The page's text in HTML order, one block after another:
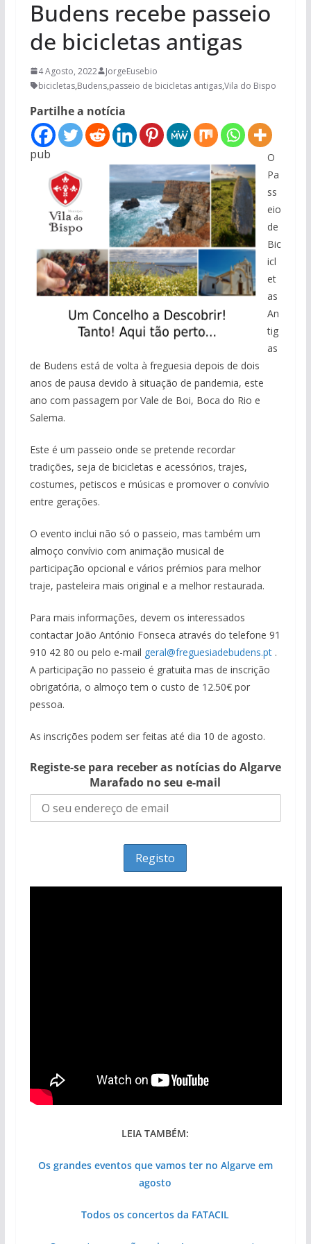
Budens recebe passeio
de bicicletas antigas
4 Agosto, 2022
JorgeEusebio
bicicletas,Budens,passeio de bicicletas antigas,Vila do Bispo
Partilhe a notícia
pub
O
Pa
ss
eio
de
Bic
icl
et
as
An
tig
as
de Budens está de volta à freguesia depois de dois
anos de pausa devido à situação de pandemia, este
ano com passagem por Vale de Boi, Boca do Rio e
Salema.
Este é um passeio onde se pretende recordar
tradições, seja de bicicletas e acessórios, trajes,
costumes, petiscos e músicas e promover o convívio
entre gerações.
O evento inclui não só o passeio, mas também um
almoço convívio com animação musical de
participação opcional e vários prémios para melhor
traje, pasteleira mais original e a melhor restaurada.
Para mais informações, devem os interessados
contactar João António Fonseca através do telefone 91
910 42 80 ou pelo e-mail geral@freguesiadebudens.pt.
A participação no passeio é gratuita mas de inscrição
obrigatória, o almoço tem o custo de 12.50€ por
pessoa.
As inscrições podem ser feitas até dia 10 de agosto.
Registe-se para receber as notícias do Algarve
Marafado no seu e-mail
LEIA TAMBÉM:
Os grandes eventos que vamos ter no Algarve em
agosto
Todos os concertos da FATACIL